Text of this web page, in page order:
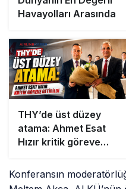
Havayolları Arasında
THY’de üst düzey
atama: Ahmet Esat
Hızır kritik göreve
Konferansın